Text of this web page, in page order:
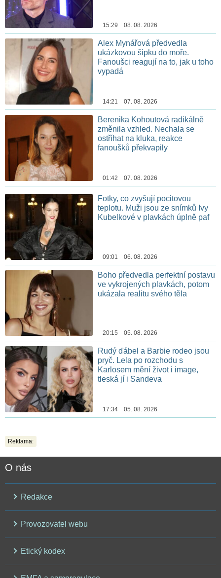
15:29 08. 08. 2026
Alex Mynářová předvedla
ukázkovou šipku do moře.
Fanoušci reagují na to, jak u toho
vypadá
14:21 07. 08. 2026
Berenika Kohoutová radikálně
změnila vzhled. Nechala se
ostříhat na kluka, reakce
fanoušků překvapily
01:42 07. 08. 2026
Fotky, co zvyšují pocitovou
teplotu. Muži jsou ze snímků Ivy
Kubelkové v plavkách úplně paf
09:01 06. 08. 2026
Boho předvedla perfektní postavu
ve vykrojených plavkách, potom
ukázala realitu svého těla
20:15 05. 08. 2026
Rudý ďábel a Barbie rodeo jsou
pryč. Lela po rozchodu s
Karlosem mění život i image,
tleská jí i Sandeva
17:34 05. 08. 2026
Reklama:
O nás
Redakce
Provozovatel webu
Etický kodex